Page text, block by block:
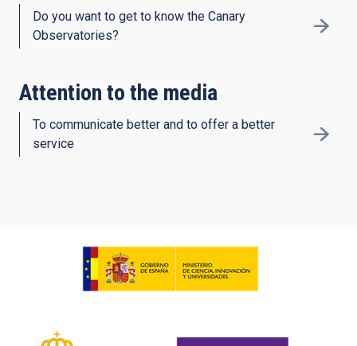
Do you want to get to know the Canary
Observatories?
Attention to the media
To communicate better and to offer a better
service